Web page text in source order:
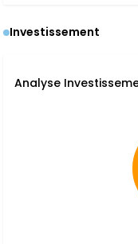
Investissement
Analyse